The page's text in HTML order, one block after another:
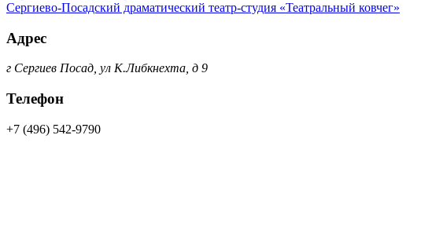
Сергиево-Посадский драматический театр-студия «Театральный ковчег»
Адрес
г Сергиев Посад, ул К.Либкнехта, д 9
Телефон
+7 (496) 542-9790